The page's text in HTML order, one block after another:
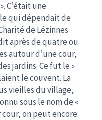
C’était une
qui dépendait de
de Lézinnes
après de quatre ou
autour d’une cour,
jardins. Ce fut le «
le couvent. La
vieilles du village,
sous le nom de «
cour, on peut encore